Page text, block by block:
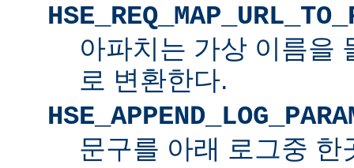
아파치는 가상 이름을
로 변환한다.
문구를 아래 로그중 한